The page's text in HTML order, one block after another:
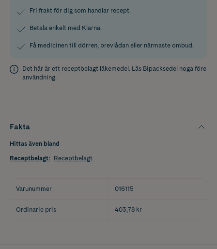
Fri frakt för dig som handlar recept.
Betala enkelt med Klarna.
Få medicinen till dörren, brevlådan eller närmaste ombud.
Det här är ett receptbelagt läkemedel. Läs Bipacksedel noga före
användning.
Fakta
Hittas även bland
Receptbelagt: Receptbelagt
Varunummer 016115
Ordinarie pris 403,78 kr